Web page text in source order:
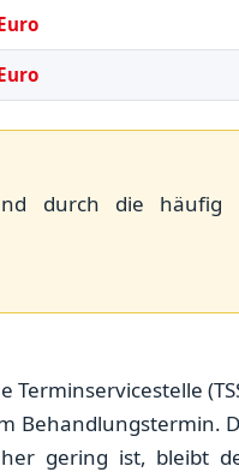
durch die häufig
Behandlungstermin.
gering ist, bleibt